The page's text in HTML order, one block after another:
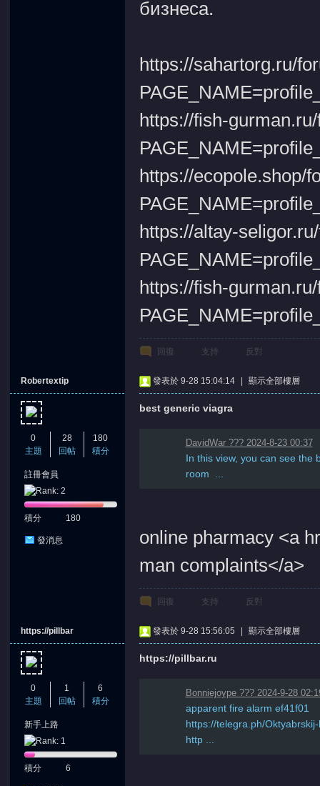
бизнеса.
https://sahartorg.ru/
https://fish-
https://ecopole.shop/
https://altay-
https://fish-
回復 支持 反對
Robertextip
0
主題
28
回帖
180
積分
註冊會員
積分 180
發消息
發表於 9-28 15:04:14 顯示全部樓層
best generic viagra
DavidWar ??? 2024-8-23 00:37
In this view, you can see the
room ...
online pharmacy <a
man complaints</a>
回復 支持 反對
https://pillbar
0
主題
1
回帖
6
積分
新手上路
積分 6
發表於 9-28 15:56:05 顯示全部樓層
https://pillbar.ru
Bonniejoype ??? 2024-9-28
apparent fire alarm ef41f01
https://telegra.ph/
http ...